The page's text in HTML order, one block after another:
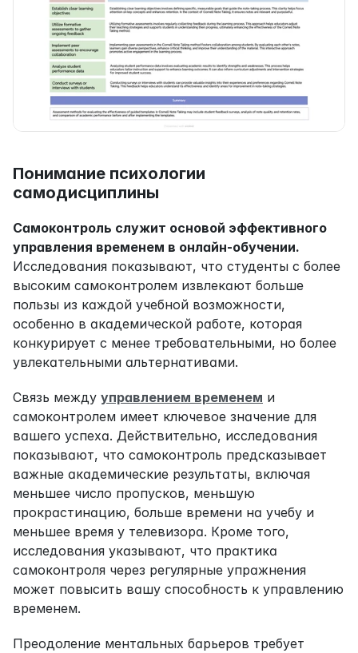
Понимание психологии
самодисциплины
Самоконтроль служит основой эффективного
управления временем в онлайн-обучении.
Исследования показывают, что студенты с более
высоким самоконтролем извлекают больше
пользы из каждой учебной возможности,
особенно в академической работе, которая
конкурирует с менее требовательными, но более
увлекательными альтернативами.
Связь между управлением временем и
самоконтролем имеет ключевое значение для
вашего успеха. Действительно, исследования
показывают, что самоконтроль предсказывает
важные академические результаты, включая
меньшее число пропусков, меньшую
прокрастинацию, больше времени на учебу и
меньшее время у телевизора. Кроме того,
исследования указывают, что практика
самоконтроля через регулярные упражнения
может повысить вашу способность к управлению
временем.
Преодоление ментальных барьеров требует